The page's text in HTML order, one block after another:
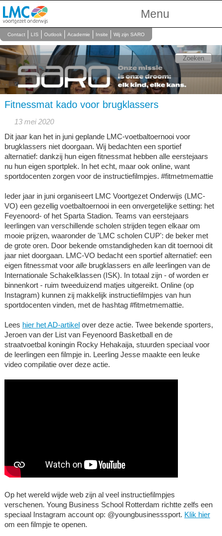
Menu
Over Ons
Scholen
Onderwijs
Personeel
Contact LIS Outlook Academie Insite Wij zijn SARO
Fitnessmat kado voor brugklassers
13 mei 2020
Dit jaar kan het in juni geplande LMC-voetbaltoernooi voor
brugklassers niet doorgaan. Wij bedachten een sportief
alternatief: dankzij hun eigen fitnessmat hebben alle eerstejaars
nu hun eigen sportplek. In het echt, maar ook online, want
sportdocenten zorgen voor de instructiefilmpjes. #fitmetmemattie
Ieder jaar in juni organiseert LMC Voortgezet Onderwijs (LMC-
VO) een gezellig voetbaltoernooi in een onvergetelijke setting: het
Feyenoord- of het Sparta Stadion. Teams van eerstejaars
leerlingen van verschillende scholen strijden tegen elkaar om
mooie prijzen, waaronder de 'LMC scholen CUP': de beker met
de grote oren. Door bekende omstandigheden kan dit toernooi dit
jaar niet doorgaan. LMC-VO bedacht een sportief alternatief: een
eigen fitnessmat voor allebrugklassers en alleleerlingen van de
Internationale Schakelklassen (ISK). In totaal zijn - of worden er
binnenkort - ruim tweeduizend matjes uitgereikt. Online (op
Instagram) kunnen zij makkelijk instructiefilmpjes van hun
sportdocenten vinden, met de hashtag #fitmetmemattie.
Lees hier het AD-artikelover deze actie. Twee bekende sporters,
Jeroen van der List van Feyenoord Basketball en de
straatvoetbal koningin Rocky Hehakaija, stuurden speciaal voor
de leerlingen een filmpje in. Leerling Jesse maakte een leuke
video compilatie over deze actie.
Op het wereld wijde web zijn al veel instructiefilmpjes
verschenen. Young Business School Rotterdam richtte zelfs een
speciaal Instagram account op: @youngbusinesssport. Klik hier
om een filmpje te openen.